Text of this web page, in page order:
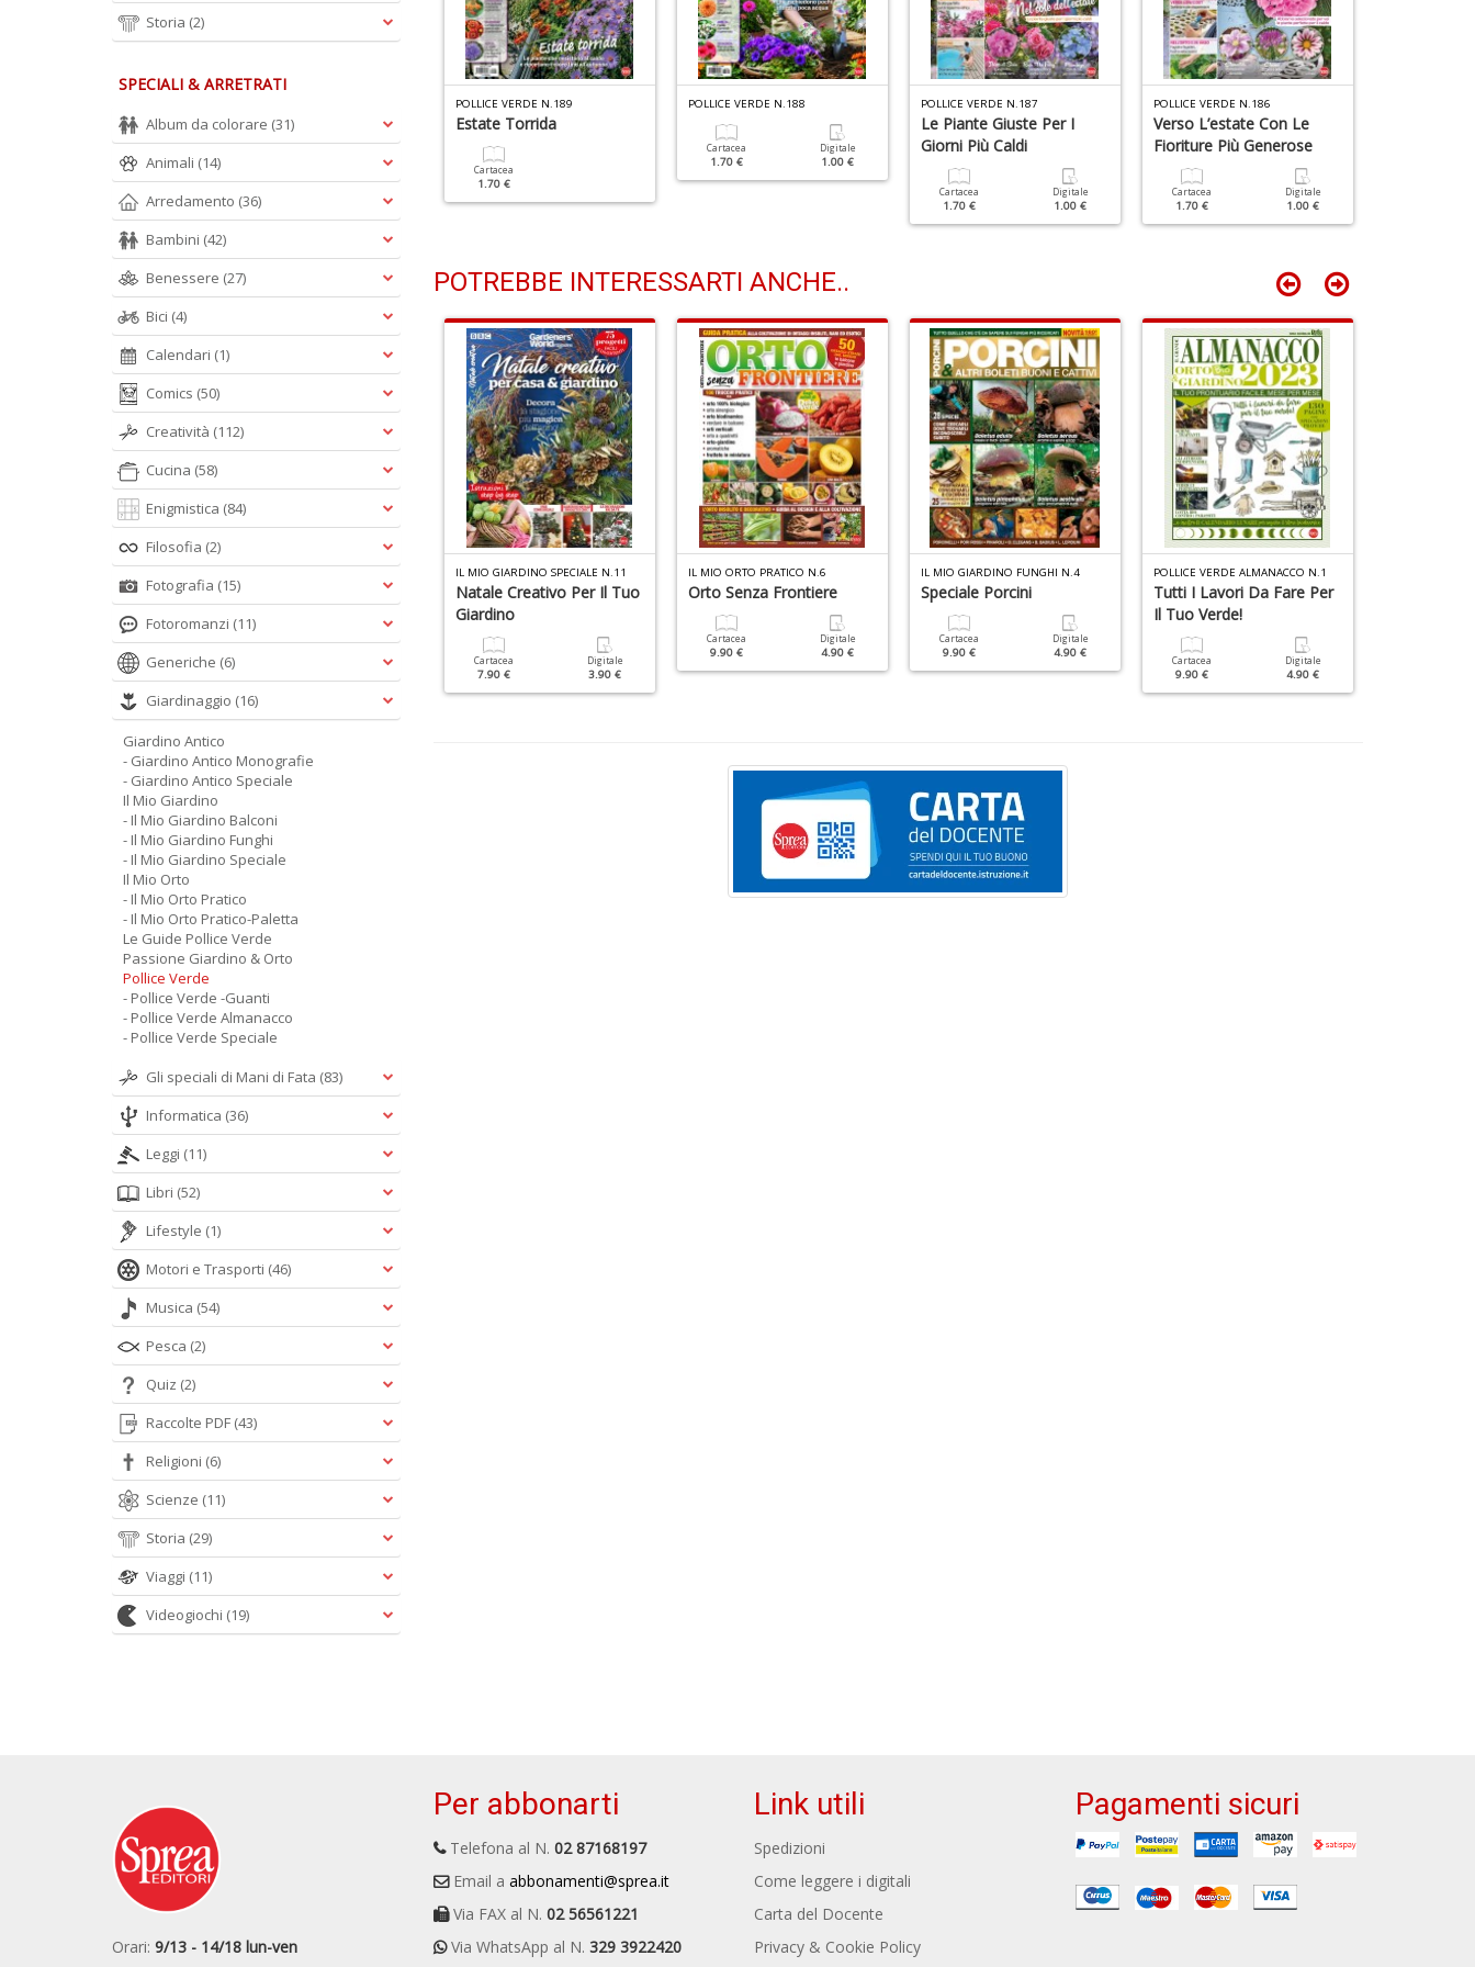
Estive Da Zero
Digitale
0.90 €
Tante Idee Fiorite In Poco
Spazio
1.50 € 0.90 €
POLLICE VERDE N.189
Estate Torrida
Cartacea
1.70 €
POLLICE VERDE N.188
Cartacea
1.70 €
Digitale
1.00 €
POLLICE VERDE N.187
Le Piante Giuste Per I
Giorni Più Caldi
Cartacea
1.70 €
Digitale
1.00 €
POLLICE VERDE N.186
Verso L’estate Con Le
Fioriture Più Generose
Cartacea
1.70 €
Digitale
1.00 €
POTREBBE INTERESSARTI ANCHE..
Dei Funghi
4.90 €
Orto Pratico Coltiva Bio
IL MIO GIARDINO SPECIALE N.11
Natale Creativo Per Il Tuo
Giardino
Cartacea
7.90 €
Digitale
3.90 €
IL MIO ORTO PRATICO N.6
Orto Senza Frontiere
Cartacea
9.90 €
Digitale
4.90 €
IL MIO GIARDINO FUNGHI N.4
Speciale Porcini
Cartacea
9.90 €
Digitale
4.90 €
POLLICE VERDE ALMANACCO N.1
Tutti I Lavori Da Fare Per
Il Tuo Verde!
Cartacea
9.90 €
Digitale
4.90 €
Storia (2)
SPECIALI & ARRETRATI
Album da colorare (31)
Animali (14)
Arredamento (36)
Bambini (42)
Benessere (27)
Bici (4)
Calendari (1)
Comics (50)
Creatività (112)
Cucina (58)
Enigmistica (84)
Filosofia (2)
Fotografia (15)
Fotoromanzi (11)
Generiche (6)
Giardinaggio (16)
Giardino Antico
- Giardino Antico Monografie
- Giardino Antico Speciale
Il Mio Giardino
- Il Mio Giardino Balconi
- Il Mio Giardino Funghi
- Il Mio Giardino Speciale
Il Mio Orto
- Il Mio Orto Pratico
- Il Mio Orto Pratico-Paletta
Le Guide Pollice Verde
Passione Giardino & Orto
Pollice Verde
- Pollice Verde -Guanti
- Pollice Verde Almanacco
- Pollice Verde Speciale
Gli speciali di Mani di Fata (83)
Informatica (36)
Leggi (11)
Libri (52)
Lifestyle (1)
Motori e Trasporti (46)
Musica (54)
Pesca (2)
Quiz (2)
Raccolte PDF (43)
Religioni (6)
Scienze (11)
Storia (29)
Viaggi (11)
Videogiochi (19)
Orari: 9/13 - 14/18 lun-ven
Per abbonarti
Telefona al N. 02 87168197
Email a abbonamenti@sprea.it
Via FAX al N. 02 56561221
Via WhatsApp al N. 329 3922420
Link utili
Spedizioni
Come leggere i digitali
Carta del Docente
Privacy & Cookie Policy
Pagamenti sicuri